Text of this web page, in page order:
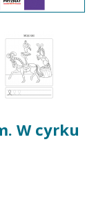
W cyrku